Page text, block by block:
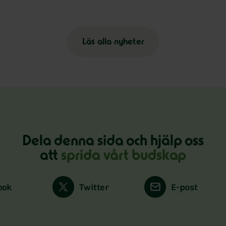
Läs alla nyheter
Dela denna sida och hjälp oss
att sprida vårt budskap
Twitter E-post